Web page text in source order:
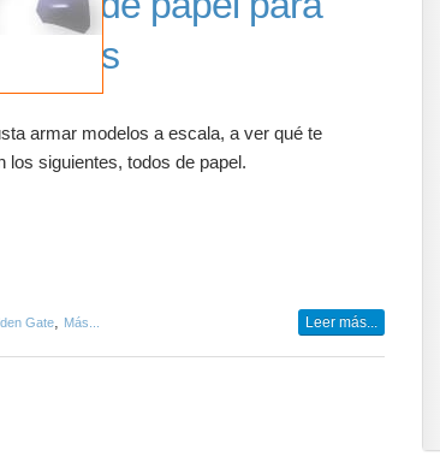
armar modelos a escala, a ver qué te
los siguientes, todos de papel.
Gate, Más... Leer más...